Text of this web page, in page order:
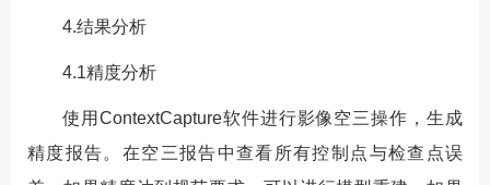
4.结果分析
4.1精度分析
使用ContextCapture软件进行影像空三操作，生成
精度报告。在空三报告中查看所有控制点与检查点误